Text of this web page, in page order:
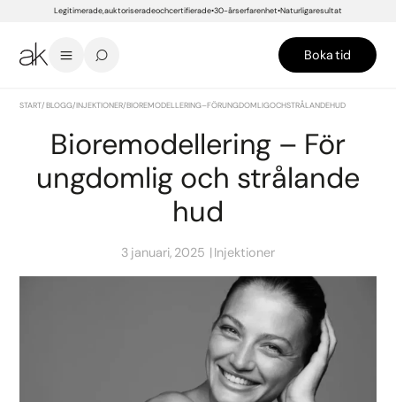
Legitimerade, auktoriserade och certifierade 30-års erfarenhet Naturliga resultat
Boka tid
START/BLOGG/INJEKTIONER/BIOREMODELLERING – FÖR UNGDOMLIG OCH STRÅLANDE HUD
Bioremodellering – För
ungdomlig och strålande
hud
3 januari, 2025 Injektioner